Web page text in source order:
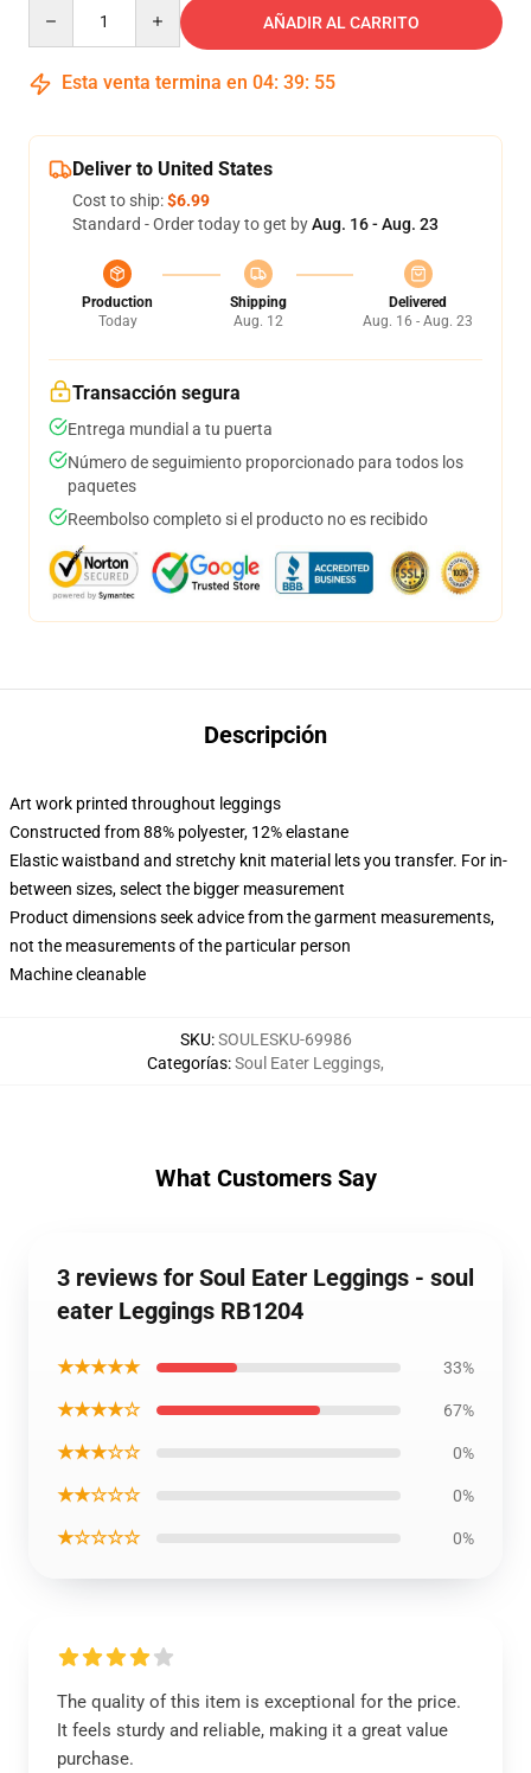
AÑADIR AL CARRITO
Esta venta termina en 04: 39: 54
Deliver to United States
Cost to ship:$6.99
Standard - Order today to get byAug. 16 - Aug. 23
Production
Today
Shipping
Aug. 12
Delivered
Aug. 16 - Aug. 23
Transacción segura
Entrega mundial a tu puerta
Número de seguimiento proporcionado para todos los
paquetes
Reembolso completo si el producto no es recibido
Descripción
Art work printed throughout leggings
Constructed from 88% polyester, 12% elastane
Elastic waistband and stretchy knit material lets you transfer. For in-
between sizes, select the bigger measurement
Product dimensions seek advice from the garment measurements,
not the measurements of the particular person
Machine cleanable
SKU:SOULESKU-69986
Categorías:Soul Eater Leggings,
What Customers Say
3 reviews for Soul Eater Leggings - soul
eater Leggings RB1204
★★★★★ 33%
★★★★☆ 67%
★★★☆☆ 0%
★★☆☆☆ 0%
★☆☆☆☆ 0%
The quality of this item is exceptional for the price.
It feels sturdy and reliable, making it a great value
purchase.